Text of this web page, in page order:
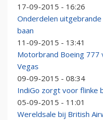
17-09-2015 - 16:26
Onderdelen
baan
11-09-2015 - 13:41
Motorbrand Boeing 777
Vegas
09-09-2015 - 08:34
IndiGo zorgt voor flinke
05-09-2015 - 11:01
Wereldsale bij British